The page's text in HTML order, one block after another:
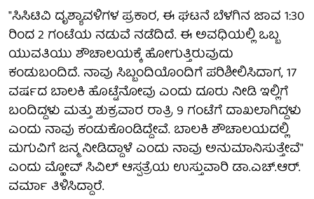
"ಸಿಸಿಟಿವಿ ದೃಶ್ಯಾವಳಿಗಳ ಪ್ರಕಾರ, ಈ ಘಟನೆ ಬೆಳಗಿನ ಜಾವ 1:30
ರಿಂದ 2 ಗಂಟೆಯ ನಡುವೆ ನಡೆದಿದೆ. ಈ ಅವಧಿಯಲ್ಲಿ ಒಬ್ಬ
ಯುವತಿಯು ಶೌಚಾಲಯಕ್ಕೆ ಹೋಗುತ್ತಿರುವುದು
ಕಂಡುಬಂದಿದೆ. ನಾವು ಸಿಬ್ಬಂದಿಯೊಂದಿಗೆ ಪರಿಶೀಲಿಸಿದಾಗ, 17
ವರ್ಷದ ಬಾಲಕಿ ಹೊಟ್ಟೆನೋವು ಎಂದು ದೂರು ನೀಡಿ ಇಲ್ಲಿಗೆ
ಬಂದಿದ್ದಳು ಮತ್ತು ಶುಕ್ರವಾರ ರಾತ್ರಿ 9 ಗಂಟೆಗೆ ದಾಖಲಾಗಿದ್ದಳು
ಎಂದು ನಾವು ಕಂಡುಕೊಂಡಿದ್ದೇವೆ. ಬಾಲಕಿ ಶೌಚಾಲಯದಲ್ಲಿ
ಮಗುವಿಗೆ ಜನ್ಮ ನೀಡಿದ್ದಾಳೆ ಎಂದು ನಾವು ಅನುಮಾನಿಸುತ್ತೇವೆ"
ಎಂದು ಮ್ಹೋವ್ ಸಿವಿಲ್ ಆಸ್ಪತ್ರೆಯ ಉಸ್ತುವಾರಿ ಡಾ.ಎಚ್.ಆರ್.
ವರ್ಮಾ ತಿಳಿಸಿದ್ದಾರೆ.